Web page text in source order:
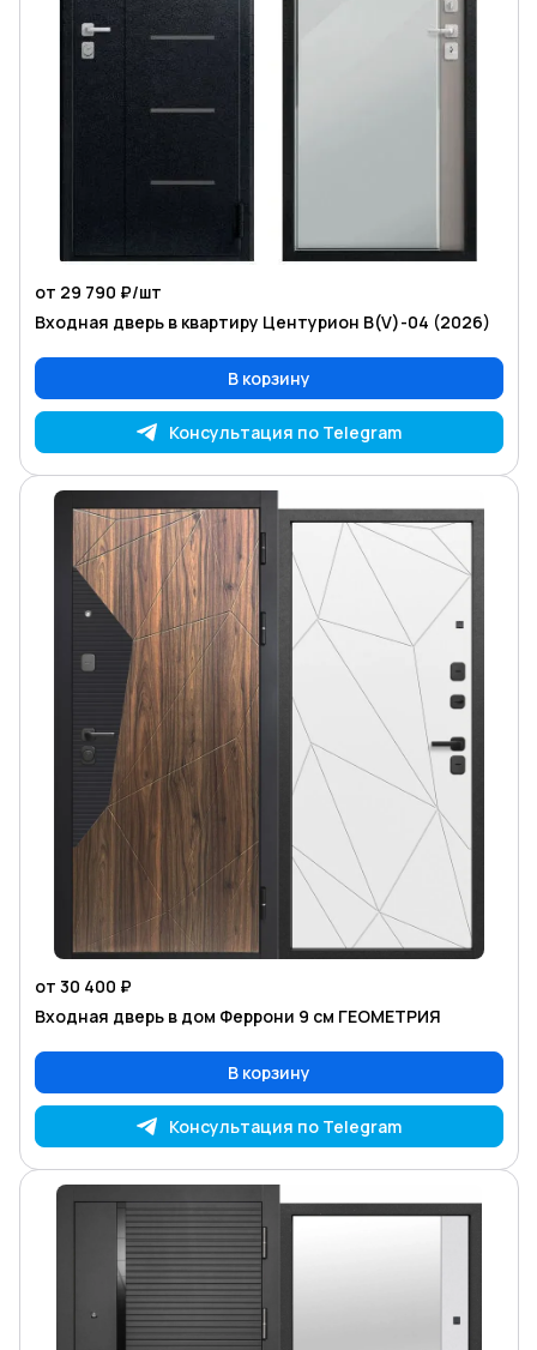
от 29 790 ₽/шт
Входная дверь в квартиру Центурион В(V)-04 (2026)
В корзину
Консультация по Telegram
от 30 400 ₽
Входная дверь в дом Феррони 9 см ГЕОМЕТРИЯ
В корзину
Консультация по Telegram